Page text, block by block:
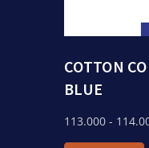
COTTON
BLUE
113.000 -